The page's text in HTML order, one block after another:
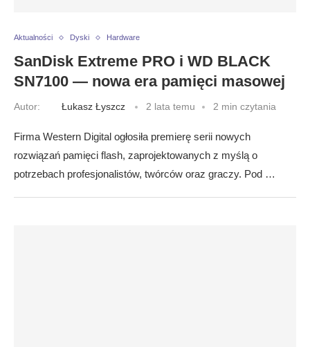
Aktualności Dyski Hardware
SanDisk Extreme PRO i WD BLACK
SN7100 — nowa era pamięci masowej
Autor: Łukasz Łyszcz 2 lata temu 2 min czytania
Firma Western Digital ogłosiła premierę serii nowych
rozwiązań pamięci flash, zaprojektowanych z myślą o
potrzebach profesjonalistów, twórców oraz graczy. Pod …